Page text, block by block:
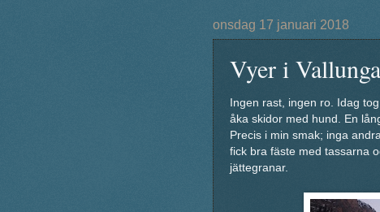
onsdag 17 januari 2018
Vyer i Vallunga
Ingen rast, ingen ro. Idag
åka skidor med hund. En
Precis i min smak; inga
fick bra fäste med tassarna
jättegranar.